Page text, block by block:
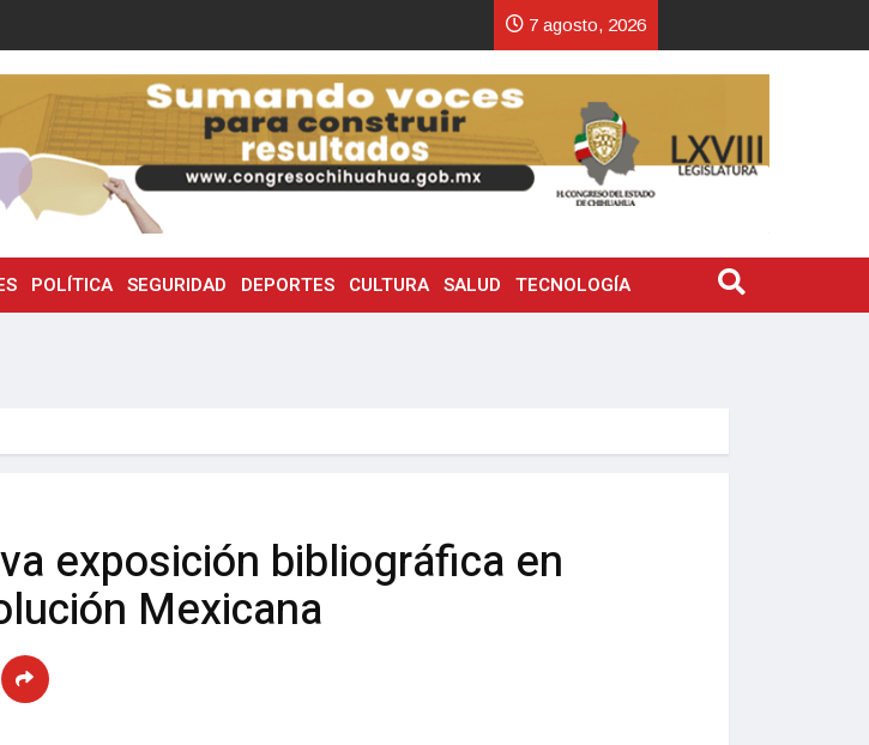
7 agosto, 2026
POLÍTICA SEGURIDAD DEPORTES CULTURA SALUD TECNOLOGÍA
exposición bibliográfica en
Mexicana